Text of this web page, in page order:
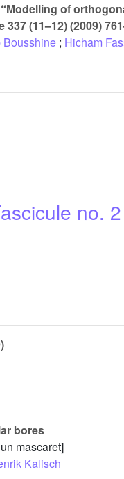
of
(11–12) (2009)
Bousshine ; Hicham
no. 2
bores
mascaret]
Kalisch